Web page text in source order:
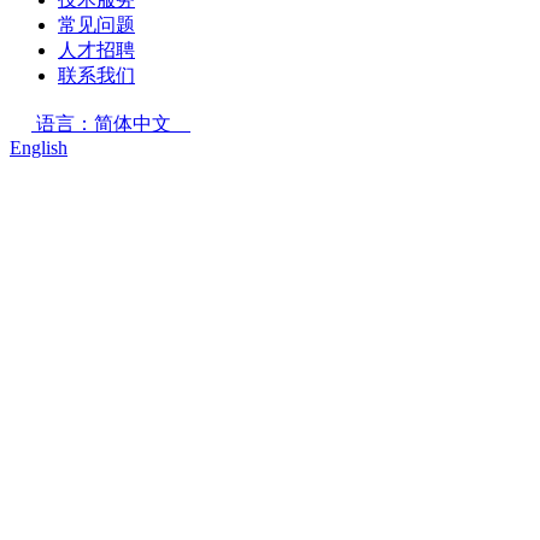
常见问题
人才招聘
联系我们
语言：简体中文
English